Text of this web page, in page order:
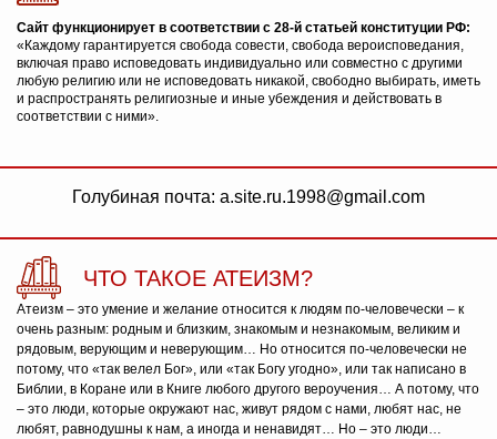
Сайт функционирует в соответствии с 28-й статьей конституции РФ:
«Каждому гарантируется свобода совести, свобода вероисповедания,
включая право исповедовать индивидуально или совместно с другими
любую религию или не исповедовать никакой, свободно выбирать, иметь
и распространять религиозные и иные убеждения и действовать в
соответствии с ними».
Голубиная почта: a.site.ru.1998@gmail.com
ЧТО ТАКОЕ АТЕИЗМ?
Атеизм – это умение и желание относится к людям по-человечески – к
очень разным: родным и близким, знакомым и незнакомым, великим и
рядовым, верующим и неверующим… Но относится по-человечески не
потому, что «так велел Бог», или «так Богу угодно», или так написано в
Библии, в Коране или в Книге любого другого вероучения… А потому, что
– это люди, которые окружают нас, живут рядом с нами, любят нас, не
любят, равнодушны к нам, а иногда и ненавидят… Но – это люди…